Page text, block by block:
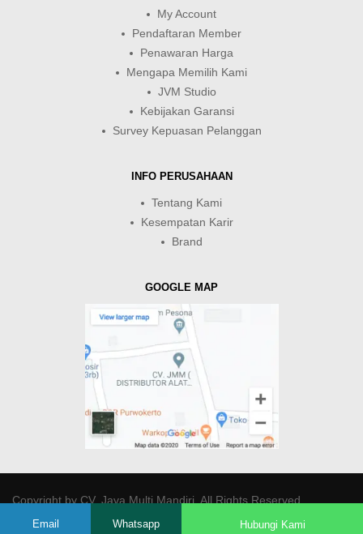
My Account
Pendaftaran Member
Penawaran Harga
Mengapa Memilih Kami
JVM Studio
Kebijakan Garansi
Survey Kepuasan Pelanggan
INFO PERUSAHAAN
Tentang Kami
Kesempatan Karir
Brand
GOOGLE MAP
Copyright byCV. Java Multi Mandiri. All Rights Reserved.
Email Whatsapp Hubungi Kami